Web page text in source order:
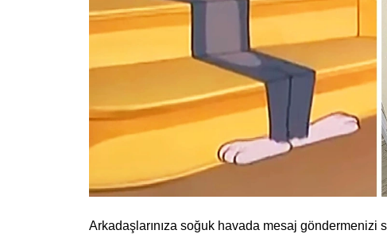
Arkadaşlarınıza soğuk havada mesaj göndermenizi